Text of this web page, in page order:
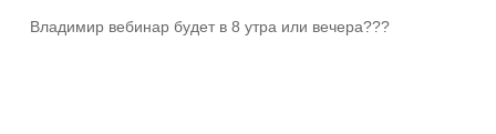
Владимир вебинар будет в 8 утра или вечера???